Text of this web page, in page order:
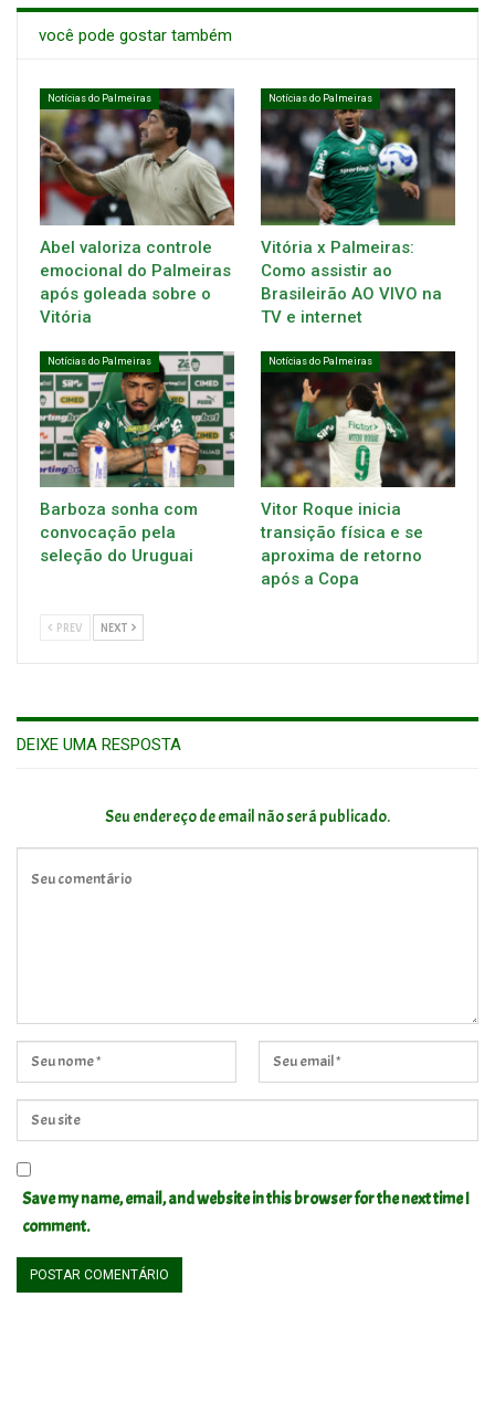
você pode gostar também
Notícias do Palmeiras
Abel valoriza controle
emocional do Palmeiras
após goleada sobre o
Vitória
Notícias do Palmeiras
Vitória x Palmeiras:
Como assistir ao
Brasileirão AO VIVO na
TV e internet
Notícias do Palmeiras
Barboza sonha com
convocação pela
seleção do Uruguai
Notícias do Palmeiras
Vitor Roque inicia
transição física e se
aproxima de retorno
após a Copa
PREV NEXT
DEIXE UMA RESPOSTA
Seu endereço de email não será publicado.
Save my name, email, and website in this browser for the next time I
comment.